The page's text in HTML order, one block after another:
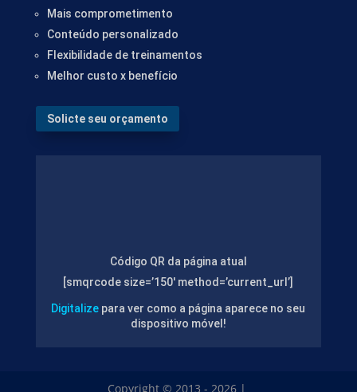
Mais comprometimento
Conteúdo personalizado
Flexibilidade de treinamentos
Melhor custo x benefício
Solicte seu orçamento
Código QR da página atual
[smqrcode size=’150′ method=’current_url’]
Digitalize para ver como a página aparece no seu
dispositivo móvel!
Copyright © 2013 - 2026 |